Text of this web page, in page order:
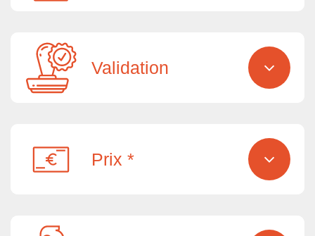
Validation
Prix *